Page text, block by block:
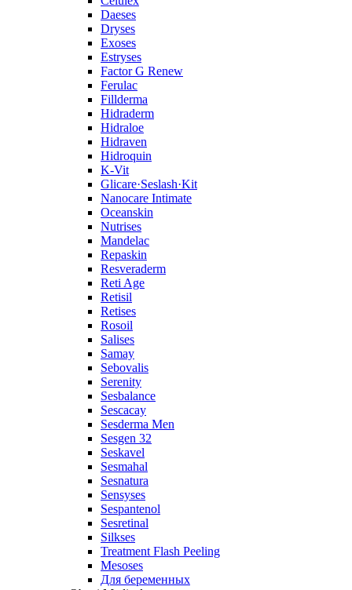
Daeses
Dryses
Exoses
Estryses
Factor G Renew
Ferulac
Fillderma
Hidraderm
Hidraloe
Hidraven
Hidroquin
K-Vit
Glicare·Seslash·Kit
Nanocare Intimate
Oceanskin
Nutrises
Mandelac
Repaskin
Resveraderm
Reti Age
Retisil
Retises
Rosoil
Salises
Samay
Sebovalis
Serenity
Sesbalance
Sescacay
Sesderma Men
Sesgen 32
Seskavel
Sesmahal
Sesnatura
Sensyses
Sespantenol
Sesretinal
Silkses
Treatment Flash Peeling
Mesoses
Для беременных